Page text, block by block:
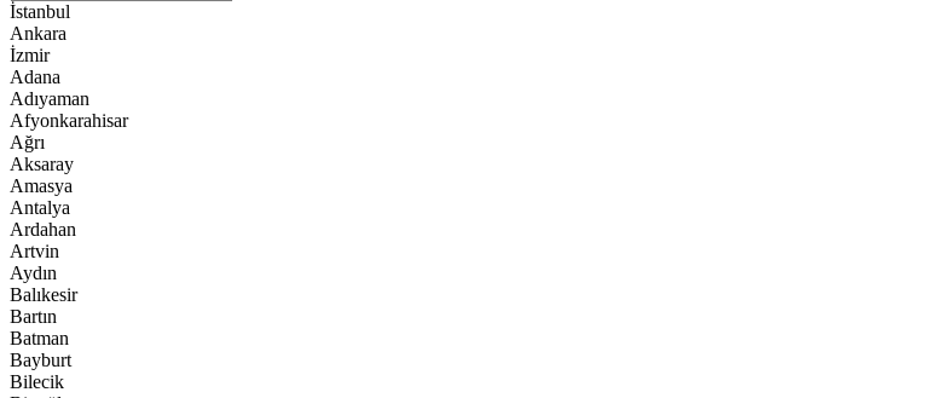
İstanbul
Ankara
İzmir
Adana
Adıyaman
Afyonkarahisar
Ağrı
Aksaray
Amasya
Antalya
Ardahan
Artvin
Aydın
Balıkesir
Bartın
Batman
Bayburt
Bilecik